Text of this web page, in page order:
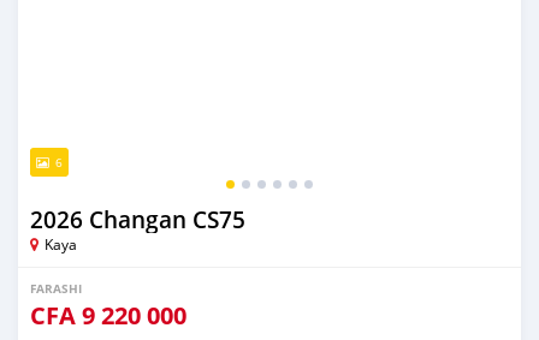
6
2026 Changan CS75
Kaya
FARASHI
CFA9 220 000